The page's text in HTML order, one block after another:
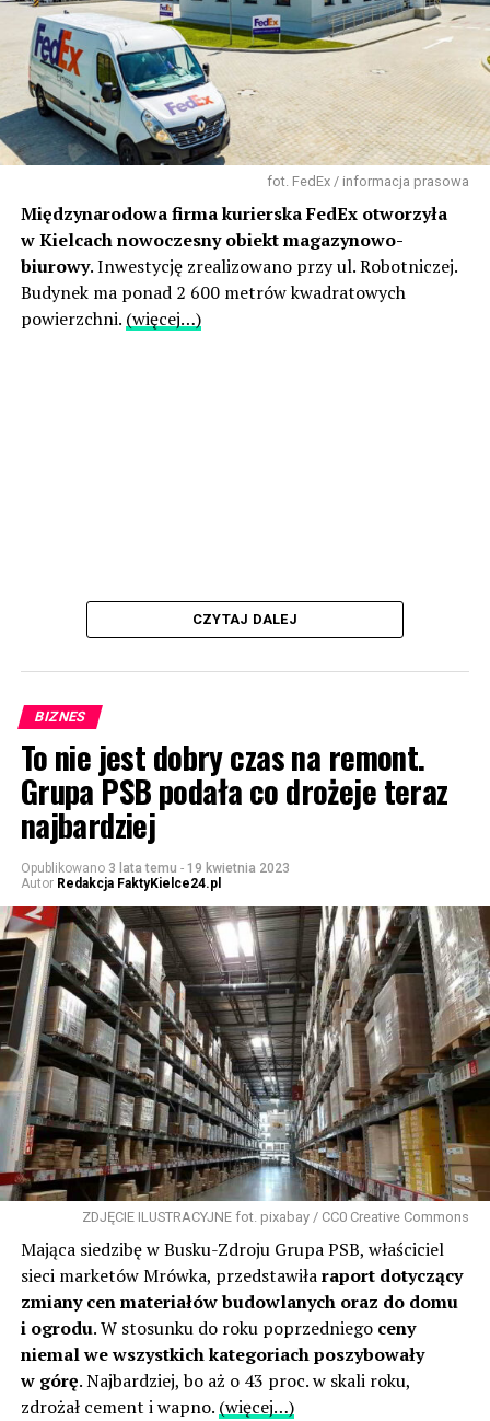
fot. FedEx / informacja prasowa
Międzynarodowa firma kurierska FedEx otworzyła
w Kielcach nowoczesny obiekt magazynowo-
biurowy. Inwestycję zrealizowano przy ul. Robotniczej.
Budynek ma ponad 2 600 metrów kwadratowych
powierzchni. (więcej…)
CZYTAJ DALEJ
BIZNES
To nie jest dobry czas na remont.
Grupa PSB podała co drożeje teraz
najbardziej
Opublikowano 3 lata temu - 19 kwietnia 2023
Autor Redakcja FaktyKielce24.pl
ZDJĘCIE ILUSTRACYJNE fot. pixabay / CC0 Creative Commons
Mająca siedzibę w Busku-Zdroju Grupa PSB, właściciel
sieci marketów Mrówka, przedstawiłaraport dotyczący
zmiany cen materiałów budowlanych oraz do domu
i ogrodu. W stosunku do roku poprzedniego ceny
niemal we wszystkich kategoriach poszybowały
w górę. Najbardziej, bo aż o 43 proc. w skali roku,
zdrożał cement i wapno. (więcej…)